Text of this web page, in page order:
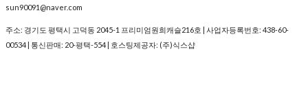
sun90091@naver.com
주소: 경기도 평택시 고덕동 2045-1 프리미엄원희캐슬216호 | 사업자등록번호: 438-60-
00534 | 통신판매: 20-평택-554 | 호스팅제공자: (주)식스샵